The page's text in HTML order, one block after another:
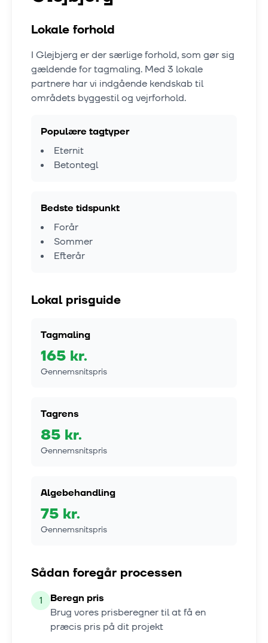
Lokale forhold
I Glejbjerg er der særlige forhold, som gør sig
gældende for tagmaling. Med 3 lokale
partnere har vi indgående kendskab til
områdets byggestil og vejrforhold.
Populære tagtyper
Eternit
Betontegl
Bedste tidspunkt
Forår
Sommer
Efterår
Lokal prisguide
Tagmaling
165 kr.
Gennemsnitspris
Tagrens
85 kr.
Gennemsnitspris
Algebehandling
75 kr.
Gennemsnitspris
Sådan foregår processen
1
Beregn pris
Brug vores prisberegner til at få en
præcis pris på dit projekt